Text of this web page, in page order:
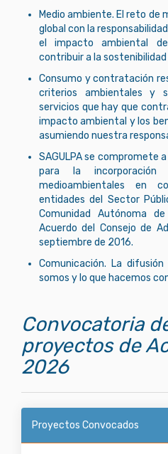
Medio ambiente. El reto de
global con la
el impacto ambiental
contribuir a la sostenibilidad
Consumo y contratación
criterios ambientales y
servicios que hay que
impacto ambiental y los
asumiendo nuestra
SAGULPA se compromete
para la
medioambientales en
entidades del Sector
Comunidad Autónoma
Acuerdo del Consejo de
septiembre de 2016.
Comunicación. La
somos y lo que hacemos
Convocatoria
proyectos de
2026
Proyectos Convocados